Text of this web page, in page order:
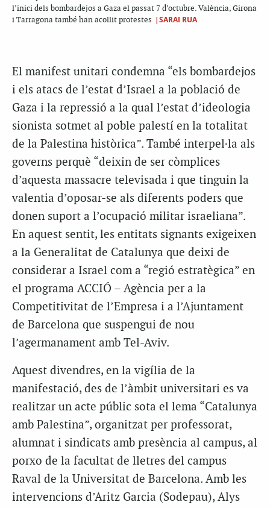
l’inici dels bombardejos a Gaza el passat 7 d’octubre. València, Girona
i Tarragona també han acollit protestes |SARAI RUA
El manifest unitari condemna “els bombardejos
i els atacs de l’estat d’Israel a la població de
Gaza i la repressió a la qual l’estat d’ideologia
sionista sotmet al poble palestí en la totalitat
de la Palestina històrica”. També interpel·la als
governs perquè “deixin de ser còmplices
d’aquesta massacre televisada i que tinguin la
valentia d’oposar-se als diferents poders que
donen suport a l’ocupació militar israeliana”.
En aquest sentit, les entitats signants exigeixen
a la Generalitat de Catalunya que deixi de
considerar a Israel com a “regió estratègica” en
el programa ACCIÓ – Agència per a la
Competitivitat de l’Empresa i a l’Ajuntament
de Barcelona que suspengui de nou
l’agermanament amb Tel-Aviv.
Aquest divendres, en la vigília de la
manifestació, des de l’àmbit universitari es va
realitzar un acte públic sota el lema “Catalunya
amb Palestina”, organitzat per professorat,
alumnat i sindicats amb presència al campus, al
porxo de la facultat de lletres del campus
Raval de la Universitat de Barcelona. Amb les
intervencions d’Aritz Garcia (Sodepau), Alys